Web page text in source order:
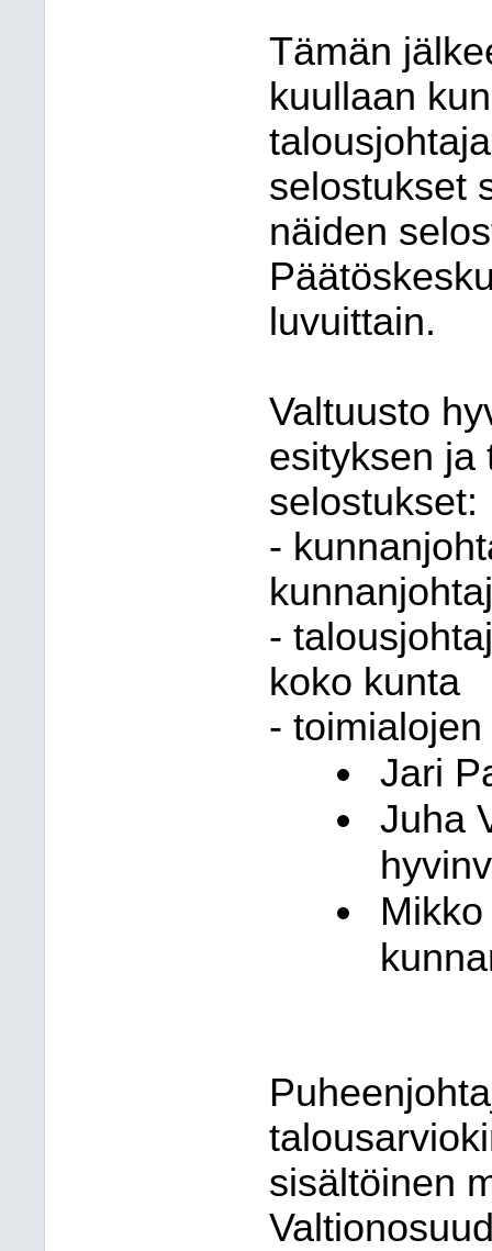
Tämän
kuullaan
selostukset
näiden
luvuittain.
Valtuusto
esityksen ja
selostukset:
-
-
koko kunta
-
Jari
Juha
sisältöinen